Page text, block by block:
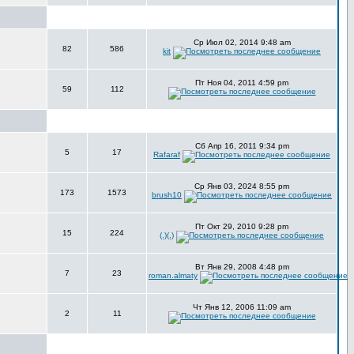
82 586
Ср Июл 02, 2014 9:48 am
kit
59 112
Пт Ноя 04, 2011 4:59 pm
5 17
Сб Апр 16, 2011 9:34 pm
Rafaraf
173 1573
Ср Янв 03, 2024 8:55 pm
brush10
15 224
Пт Окт 29, 2010 9:28 pm
(.)(.)
7 23
Вт Янв 29, 2008 4:48 pm
roman.almaty
2 11
Чт Янв 12, 2006 11:09 am